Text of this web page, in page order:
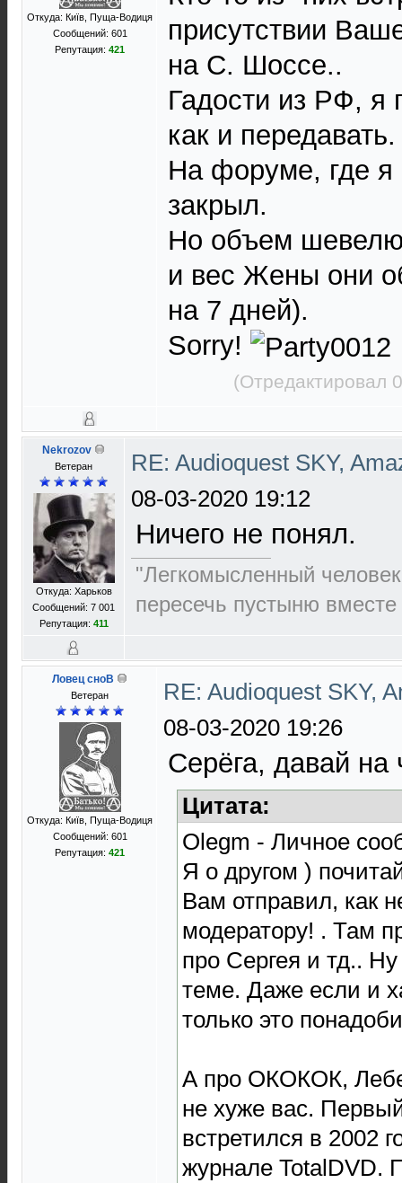
Откуда: Київ, Пуща-Водиця
Сообщений: 601
Репутация: 421
присутствии
на С. Шоссе..
Гадости из РФ, я
как и передавать.
На форуме, где я
закрыл.
Но объем
и вес Жены они
на 7 дней).
Sorry!
(Отредактировал
Nekrozov
Ветеран
Откуда: Харьков
Сообщений: 7 001
Репутация: 411
RE: Audioquest SKY,
08-03-2020 19:12
Ничего не понял.
"Легкомысленный
пересечь пустыню
Ловец сноВ
Ветеран
Откуда: Київ, Пуща-Водиця
Сообщений: 601
Репутация: 421
RE: Audioquest SKY,
08-03-2020 19:26
Серёга, давай на
Цитата:
Olegm - Личное
Я о другом )
Вам отправил, как
модератору! . Там
про Сергея и тд..
теме. Даже если и
только это
А про ОКОКОК,
не хуже вас.
встретился в 2002
журнале TotalDVD.